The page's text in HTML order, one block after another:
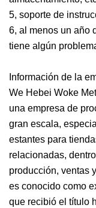
5, soporte de
6, al menos un año
tiene algún
Información de la
We Hebei Woke
una empresa de
gran escala,
estantes para
relacionadas,
producción, ventas
es conocido como
que recibió el título